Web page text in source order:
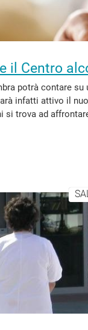
il Centro
potrà contare
infatti attivo il
si trova ad